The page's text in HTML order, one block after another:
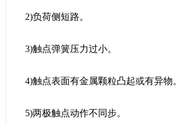
2)负荷侧短路。
3)触点弹簧压力过小。
4)触点表面有金属颗粒凸起或有异物。
5)两极触点动作不同步。